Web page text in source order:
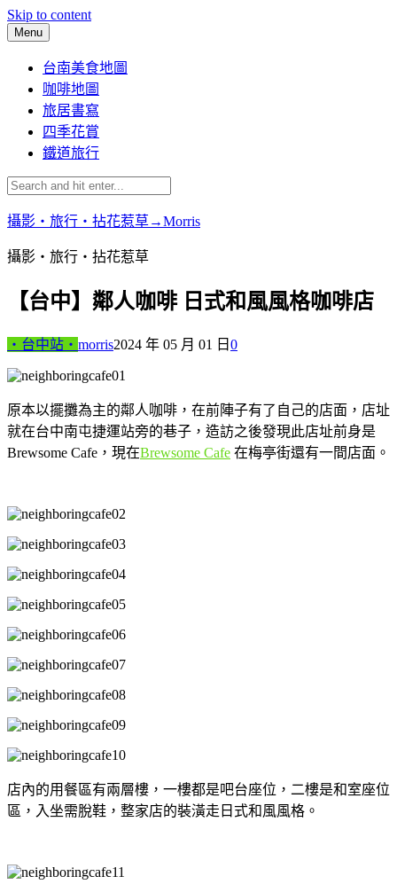
Skip to content
Menu
台南美食地圖
咖啡地圖
旅居書寫
四季花賞
鐵道旅行
攝影‧旅行‧拈花惹草→Morris
攝影‧旅行‧拈花惹草
【台中】鄰人咖啡 日式和風風格咖啡店
‧台中站‧ morris2024 年 05 月 01 日 0
原本以擺攤為主的鄰人咖啡，在前陣子有了自己的店面，店址
就在台中南屯捷運站旁的巷子，造訪之後發現此店址前身是
Brewsome Cafe，現在Brewsome Cafe 在梅亭街還有一間店面。
店內的用餐區有兩層樓，一樓都是吧台座位，二樓是和室座位
區，入坐需脫鞋，整家店的裝潢走日式和風風格。